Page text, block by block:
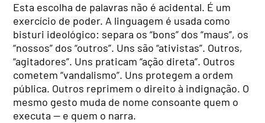
Esta escolha de palavras não é acidental. É um
exercício de poder. A linguagem é usada como
bisturi ideológico: separa os “bons” dos “maus”, os
“nossos” dos “outros”. Uns são “ativistas”. Outros,
“agitadores”. Uns praticam “ação direta”. Outros
cometem “vandalismo”. Uns protegem a ordem
pública. Outros reprimem o direito à indignação. O
mesmo gesto muda de nome consoante quem o
executa — e quem o narra.